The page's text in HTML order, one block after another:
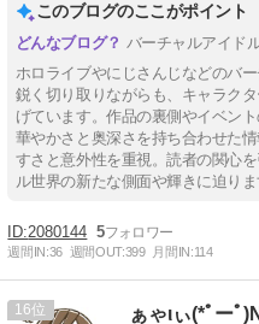
このブログのここがポイント
バーチャルアイド
ホロライブやにじさんじなどのバ
鋭く切り取りながらも、キャラク
げています。作品の裏側やイベン
華やかさと奥深さを持ち合わせた
すさと意外性を重視。読者の関心
ル世界の新たな側面や輝きに迫りま
2080144 5
週間IN:36 週間OUT:399 月間IN:114
16 ぁゃιぃ(*ﾟーﾟ